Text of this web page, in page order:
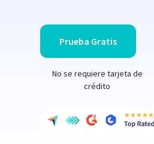
Prueba Gratis
No se requiere tarjeta de
crédito